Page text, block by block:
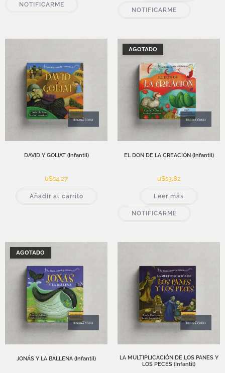
NOTIFICARME
NOTIFICARME
DAVID Y GOLIAT (Infantil)
u$s4,27
Añadir al carrito
AGOTADO
EL DON DE LA CREACIÓN (Infantil)
u$s3,82
Leer más
NOTIFICARME
AGOTADO
JONÁS Y LA BALLENA (Infantil)
LA MULTIPLICACIÓN DE LOS PANES Y
LOS PECES (Infantil)